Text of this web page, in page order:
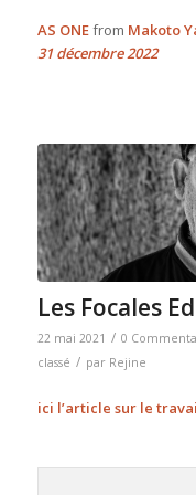
AS ONEfrom Makoto
31 décembre 2022
Les Focales
22 mai 2021 / 0
classé / par Rejine
ici l’article sur le